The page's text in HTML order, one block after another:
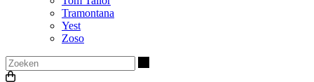
Tramontana
Yest
Zoso